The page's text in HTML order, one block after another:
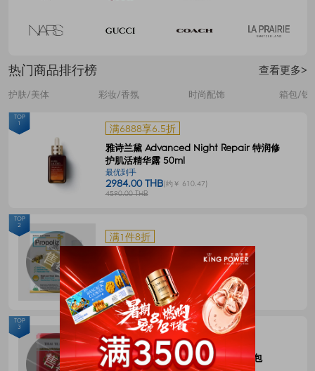
热门商品排行榜 查看更多>
护肤/美体 彩妆/香氛 时尚配饰 箱包/钱
满6888享6.5折
雅诗兰黛 Advanced Night Repair 特润修
护肌活精华露 50ml
最优到手
2984.00 THB(约￥ 610.47)
4590.00 THB
TOP
1
满1件8折
Propoliz 蜂胶口腔喷剂 15毫升
最优到手
120.00 THB(约￥ 24.55)
150.00 THB
TOP
2
满1件8折
CHATRAMUE泰国手标红茶包4g*50包
TOP
3